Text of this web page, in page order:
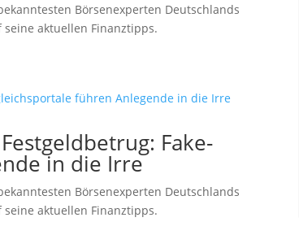
Börsenexperten Deutschlands
aktuellen Finanztipps.
Fake-
in die Irre
Börsenexperten Deutschlands
aktuellen Finanztipps.